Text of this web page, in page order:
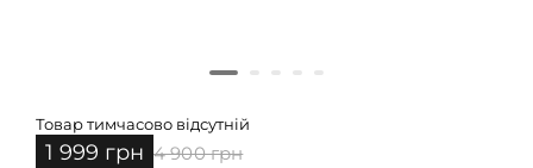
Товар тимчасово відсутній
1 999 грн 4 900 грн